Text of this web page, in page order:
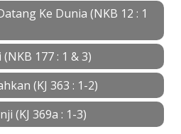
Ke Dunia (NKB 12 : 1
177 : 1 & 3)
(KJ 363 : 1-2)
(KJ 369a : 1-3)